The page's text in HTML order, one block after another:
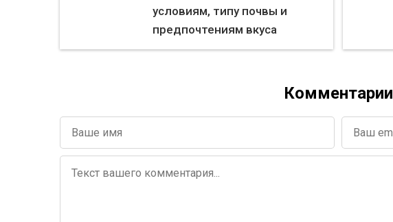
условиям, типу почвы и
предпочтениям вкуса
Комментарии